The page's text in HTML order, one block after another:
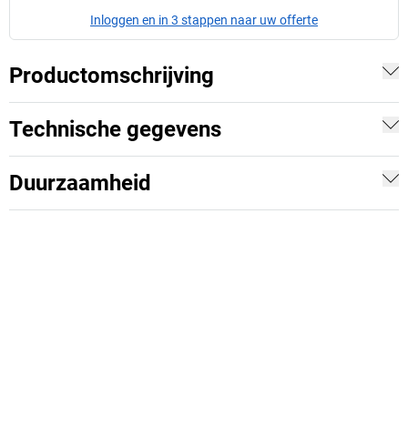
Inloggen en in 3 stappen naar uw offerte
Productomschrijving
Technische gegevens
Duurzaamheid